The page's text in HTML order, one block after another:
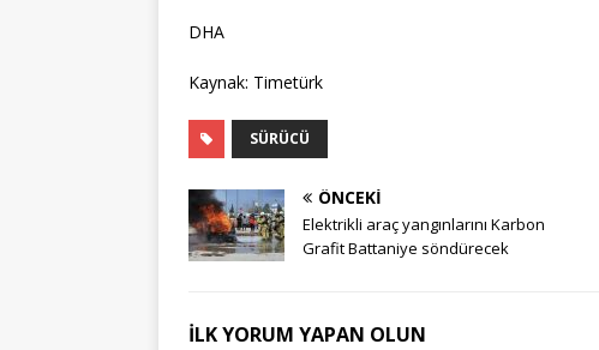
DHA
Kaynak: Timetürk
SÜRÜCÜ
ÖNCEKI
Elektrikli araç yangınlarını Karbon
Grafit Battaniye söndürecek
İLK YORUM YAPAN OLUN